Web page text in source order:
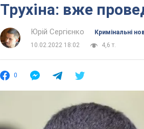
Трухіна: вже
Юрій Сергієнко
Кримінальні
10.02.2022 18:02
4,6 т.
0